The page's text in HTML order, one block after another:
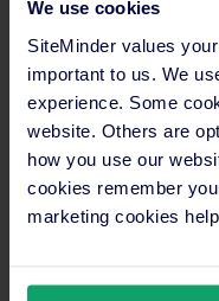
We use cookies
SiteMinder values
important to us. We
experience. Some
website. Others are
how you use our
cookies remember
marketing cookies